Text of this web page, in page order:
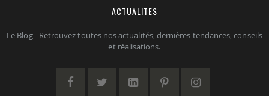
ACTUALITES
Le Blog - Retrouvez toutes nos actualités, dernières tendances, conseils
et réalisations.